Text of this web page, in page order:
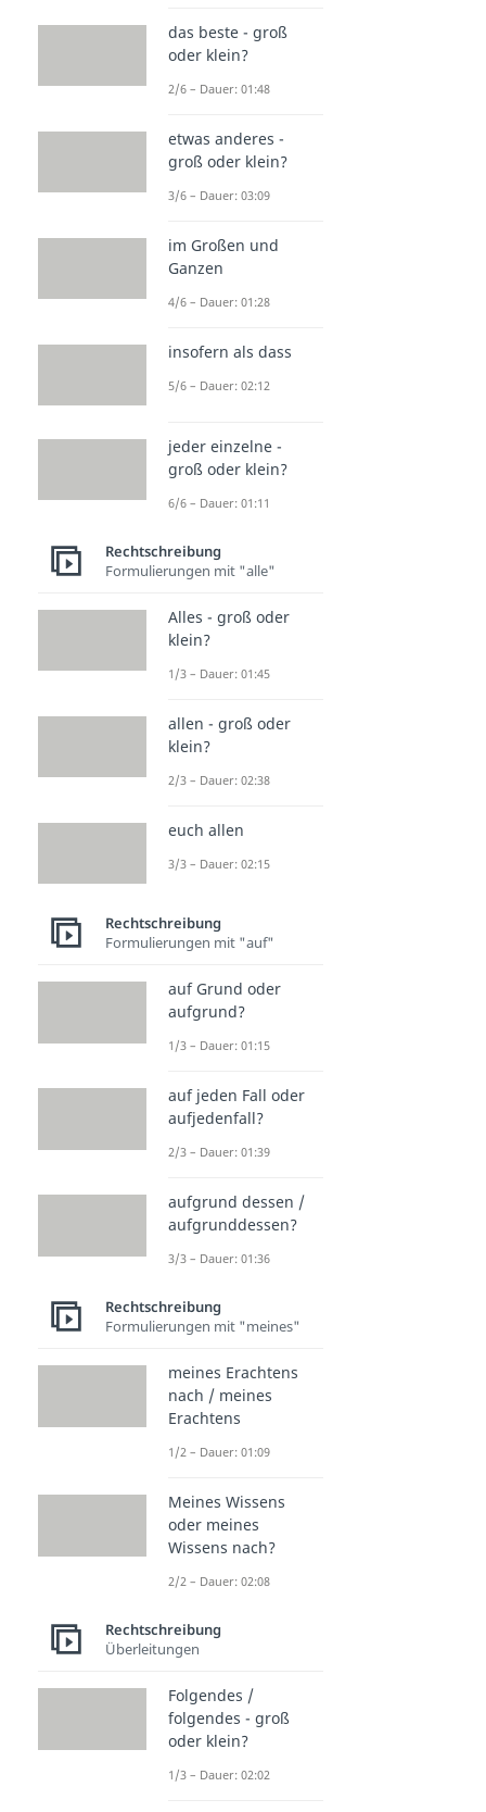
das beste - groß
oder klein?
2/6 – Dauer: 01:48
etwas anderes -
groß oder klein?
3/6 – Dauer: 03:09
im Großen und
Ganzen
4/6 – Dauer: 01:28
insofern als dass
5/6 – Dauer: 02:12
jeder einzelne -
groß oder klein?
6/6 – Dauer: 01:11
Rechtschreibung
Formulierungen mit "alle"
Alles - groß oder
klein?
1/3 – Dauer: 01:45
allen - groß oder
klein?
2/3 – Dauer: 02:38
euch allen
3/3 – Dauer: 02:15
Rechtschreibung
Formulierungen mit "auf"
auf Grund oder
aufgrund?
1/3 – Dauer: 01:15
auf jeden Fall oder
aufjedenfall?
2/3 – Dauer: 01:39
aufgrund dessen /
aufgrunddessen?
3/3 – Dauer: 01:36
Rechtschreibung
Formulierungen mit "meines"
meines Erachtens
nach / meines
Erachtens
1/2 – Dauer: 01:09
Meines Wissens
oder meines
Wissens nach?
2/2 – Dauer: 02:08
Rechtschreibung
Überleitungen
Folgendes /
folgendes - groß
oder klein?
1/3 – Dauer: 02:02